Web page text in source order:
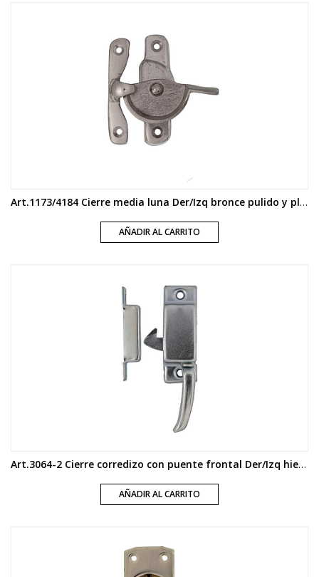
Art.1173/4184 Cierre media luna Der/Izq bronce pulido y platil
AÑADIR AL CARRITO
Art.3064-2 Cierre corredizo con puente frontal Der/Izq hierro zincado
AÑADIR AL CARRITO